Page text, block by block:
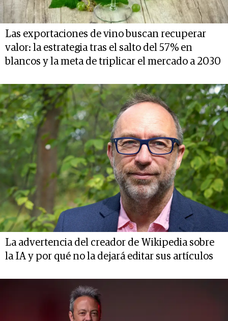
Las exportaciones de vino buscan recuperar
valor: la estrategia tras el salto del 57% en
blancos y la meta de triplicar el mercado a 2030
La advertencia del creador de Wikipedia sobre
la IA y por qué no la dejará editar sus artículos